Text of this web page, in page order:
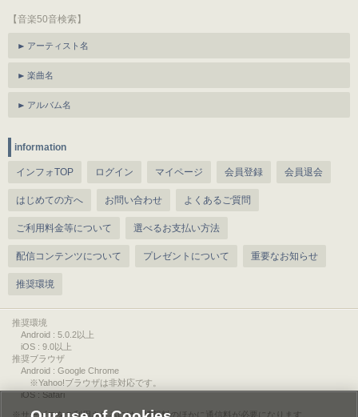
【音楽50音検索】
アーティスト名
楽曲名
アルバム名
information
インフォTOP ログイン マイページ 会員登録 会員退会
はじめての方へ お問い合わせ よくあるご質問
ご利用料金等について 選べるお支払い方法
配信コンテンツについて プレゼントについて 重要なお知らせ
推奨環境
推奨環境
Android : 5.0.2以上
iOS : 9.0以上
推奨ブラウザ
Android : Google Chrome
※Yahoo!ブラウザは非対応です。
iOS : Safari
サービスをご利用されるには、情報料のほかに通信料が必要になります。